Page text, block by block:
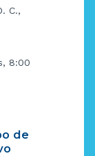
C.,
8:00
de